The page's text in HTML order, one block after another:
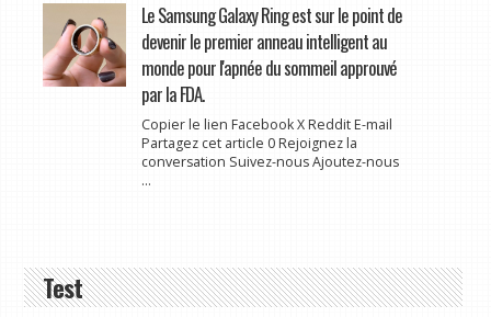
Le Samsung Galaxy Ring est sur le point de
devenir le premier anneau intelligent au
monde pour l'apnée du sommeil approuvé
par la FDA.
Copier le lien Facebook X Reddit E-mail
Partagez cet article 0 Rejoignez la
conversation Suivez-nous Ajoutez-nous
...
Test